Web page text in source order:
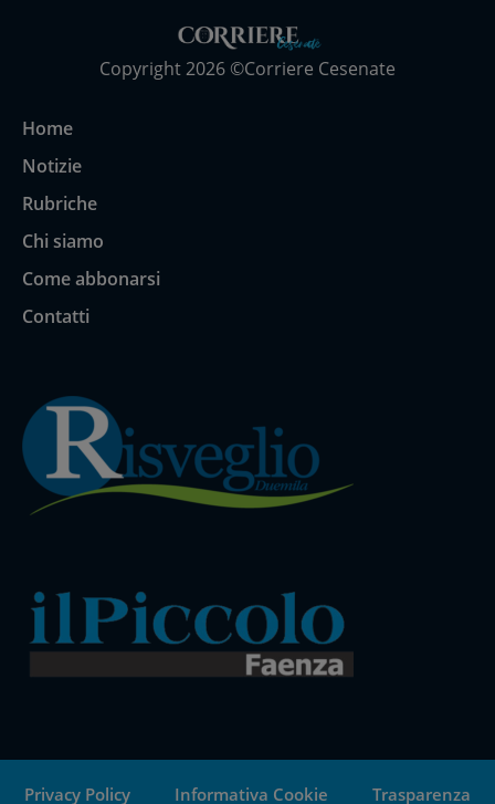
Copyright 2026 ©Corriere Cesenate
Home
Notizie
Rubriche
Chi siamo
Come abbonarsi
Contatti
Privacy Policy Informativa Cookie Trasparenza